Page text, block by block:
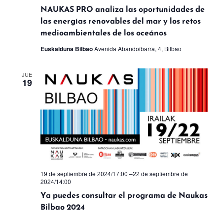
NAUKAS PRO analiza las oportunidades de
las energías renovables del mar y los retos
medioambientales de los oceános
Euskalduna BilbaoAvenida Abandoibarra, 4, Bilbao
JUE
19
19 de septiembre de 2024/17:00 –22 de septiembre de
2024/14:00
Ya puedes consultar el programa de Naukas
Bilbao 2024